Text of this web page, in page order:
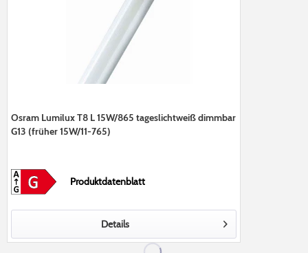
Osram Lumilux T8 L 15W/865 tageslichtweiß dimmbar
G13 (früher 15W/11-765)
Produktdatenblatt
Details